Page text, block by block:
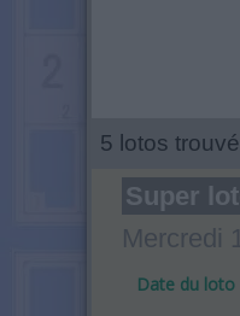
5 lotos
Super
Mercredi
Date du loto